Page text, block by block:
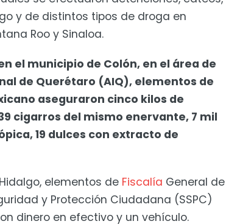
y de distintos tipos de droga en
Roo y Sinaloa.
el municipio de Colón, en el área de
de Querétaro (AIQ), elementos de
aseguraron cinco kilos de
cigarros del mismo enervante, 7 mil
19 dulces con extracto de
elementos de Fiscalía General de
y Protección Ciudadana (SSPC)
dinero en efectivo y un vehículo.